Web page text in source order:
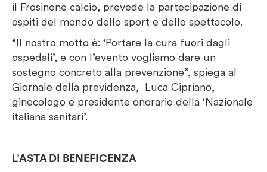
il Frosinone calcio, prevede la partecipazione di
ospiti del mondo dello sport e dello spettacolo.
“Il nostro motto è: ‘Portare la cura fuori dagli
ospedali’, e con l’evento vogliamo dare un
sostegno concreto alla prevenzione”, spiega al
Giornale della previdenza, Luca Cipriano,
ginecologo e presidente onorario della ‘Nazionale
italiana sanitari’.
L’ASTA DI BENEFICENZA